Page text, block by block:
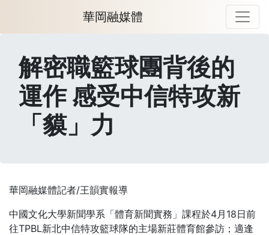
華岡融媒體
解密職籃球團背後的
運作 感受中信特攻新
「貘」力
華岡融媒體記者/王韻實報導
中國文化大學新聞學系「體育新聞實務」課程於4月18日前
往TPBL新北中信特攻籃球隊的主場新莊體育館參訪；適逢